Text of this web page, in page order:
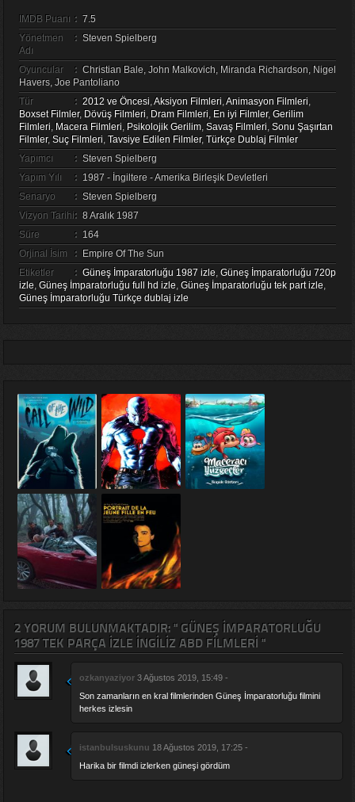
IMDB Puanı : 7.5
Yönetmen
Adı
: Steven Spielberg
Oyuncular : Christian Bale, John Malkovich, Miranda Richardson, Nigel
Havers, Joe Pantoliano
Tür
: 2012 ve Öncesi,Aksiyon Filmleri,Animasyon Filmleri,
Boxset Filmler, Dövüş Filmleri, Dram Filmleri, En iyi Filmler, Gerilim
Filmleri, Macera Filmleri, Psikolojik Gerilim, Savaş Filmleri, Sonu Şaşırtan
Filmler, Suç Filmleri, Tavsiye Edilen Filmler, Türkçe Dublaj Filmler
Yapımcı
: Steven Spielberg
Yapım Yılı
: 1987 - İngiltere - Amerika Birleşik Devletleri
Senaryo
: Steven Spielberg
Vizyon Tarihi: 8 Aralık 1987
Süre
: 164
Orjinal İsim
: Empire Of The Sun
Etiketler
: Güneş İmparatorluğu 1987 izle, Güneş İmparatorluğu 720p
izle, Güneş İmparatorluğu full hd izle, Güneş İmparatorluğu tek part izle,
Güneş İmparatorluğu Türkçe dublaj izle
2 YORUM BULUNMAKTADIR: " GÜNEŞ İMPARATORLUĞU
1987 TEK PARÇA IZLE İNGILIZ ABD FILMLERI "
ozkanyaziyor 3 Ağustos 2019, 15:49 -
Son zamanların en kral filmlerinden Güneş İmparatorluğu filmini
herkes izlesin
istanbulsuskunu 18 Ağustos 2019, 17:25 -
Harika bir filmdi izlerken güneşi gördüm